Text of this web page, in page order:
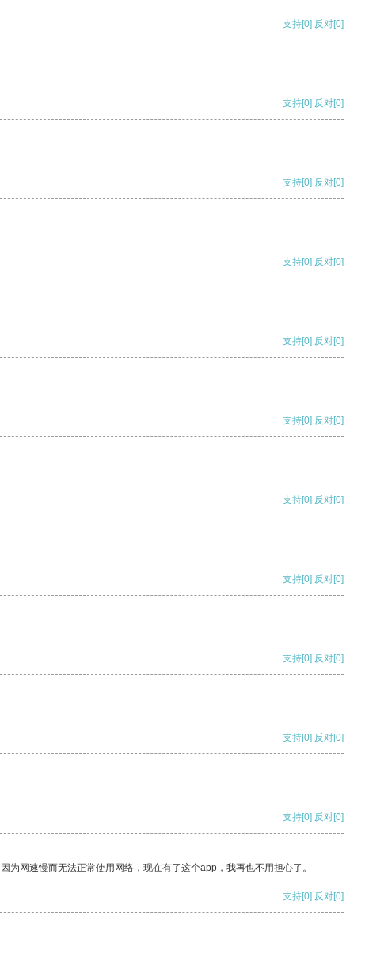
支持[0] 反对[0]
支持[0] 反对[0]
支持[0] 反对[0]
支持[0] 反对[0]
支持[0] 反对[0]
支持[0] 反对[0]
支持[0] 反对[0]
支持[0] 反对[0]
支持[0] 反对[0]
支持[0] 反对[0]
支持[0] 反对[0]
网速慢而无法正常使用网络，现在有了这个app，我再也不用担心了。
支持[0] 反对[0]